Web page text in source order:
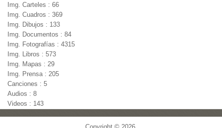
Img. Carteles : 66
Img. Cuadros : 369
Img. Dibujos : 133
Img. Documentos : 84
Img. Fotografías : 4315
Img. Libros : 573
Img. Mapas : 29
Img. Prensa : 205
Canciones : 5
Audios : 8
Videos : 143